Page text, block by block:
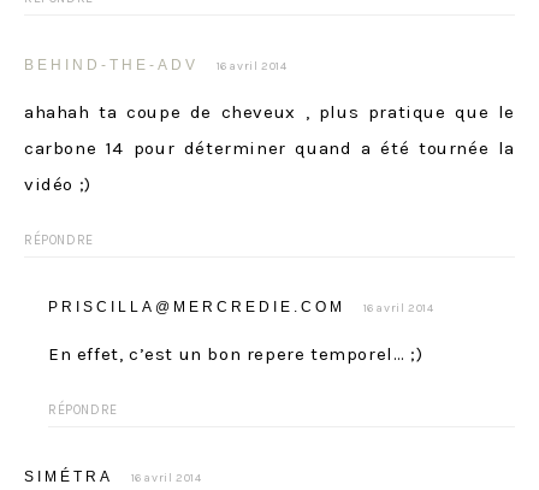
BEHIND-THE-ADV 16 avril 2014
ahahah ta coupe de cheveux , plus pratique que le
carbone 14 pour déterminer quand a été tournée la
vidéo ;)
RÉPONDRE
PRISCILLA@MERCREDIE.COM 16 avril 2014
En effet, c’est un bon repere temporel… ;)
RÉPONDRE
SIMÉTRA 16 avril 2014